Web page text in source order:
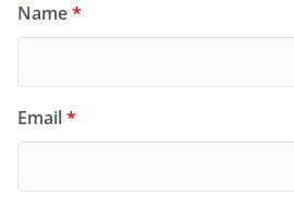
Name*
Email*